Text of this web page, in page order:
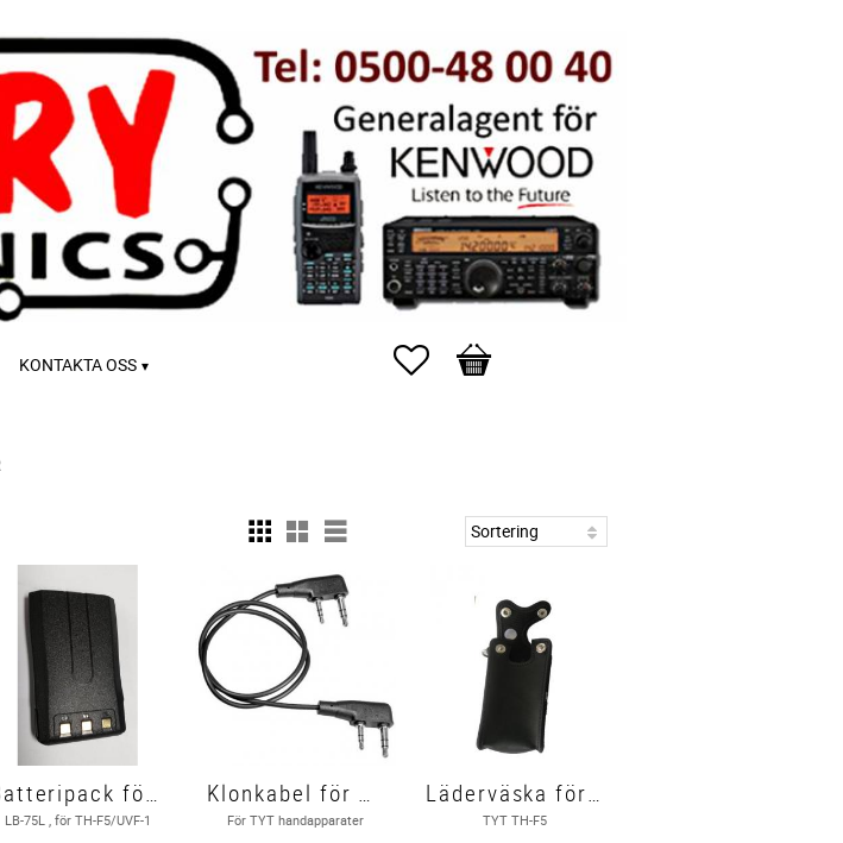
KONTAKTA OSS Favoriter
Kundvagn
Batteripack för TH-F5/UVF-1
LB-75L , för TH-F5/UVF-1
Klonkabel för TYT handapparater
För TYT handapparater
Läderväska för TYT TH-F5
TYT TH-F5